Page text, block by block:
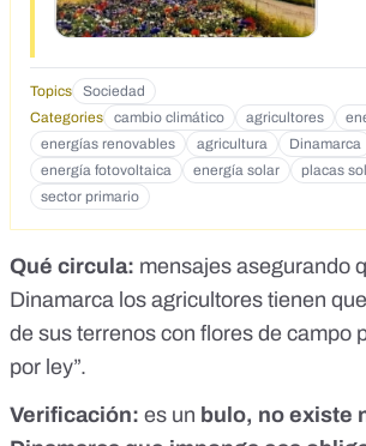
Topics Sociedad
Categories
cambio climático agricultores
energías renovables
agricultura Dinamarca
energía fotovoltaica
energía solar placas
sector primario
Qué circula: mensajes asegurando
Dinamarca los agricultores tienen
de sus terrenos con flores de campo
por ley”.
Verificación: es un bulo, no existe